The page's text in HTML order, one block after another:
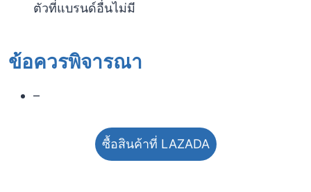
ตัวที่แบรนด์อื่นไม่มี
ข้อควรพิจารณา​
–
ซื้อสินค้าที่ LAZADA